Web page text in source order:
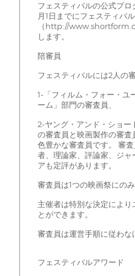
フェスティバルの公式プ
月1日までにフェスティバ
（http://
します。
陪審員
フェスティバルには2人の
1-「フィルム・フォー・ユ
ーム」部門の審査員、
2-ヤング・アンド・ショー
の審査員と映画製作の審
色豊かな審査員です。 審
者、理論家、評論家、ジャ
アも定評があります。
審査員は1つの映画祭にの
主催者は特別な決定により
とができます。
審査員は運営手順に従わな
フェスティバルアワード